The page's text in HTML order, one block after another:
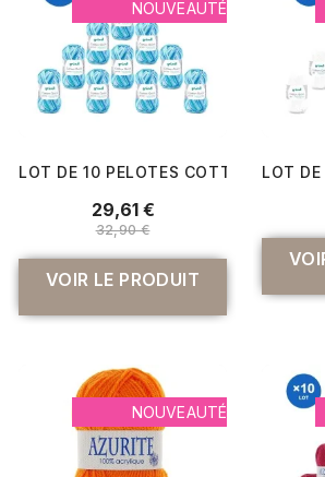
NOUVEAUTÉ
LOT DE 10 PELOTES COTTON QUICK
29,61 €
32,90 €
VOIR LE PRODUIT
LOT
NOUVEAUTÉ